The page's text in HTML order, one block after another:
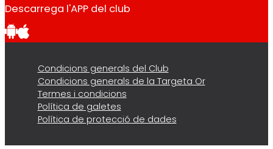
Descarrega l'APP del club
Condicions generals del Club
Condicions generals de la Targeta Or
Termes i condicions
Política de galetes
Política de protecció de dades